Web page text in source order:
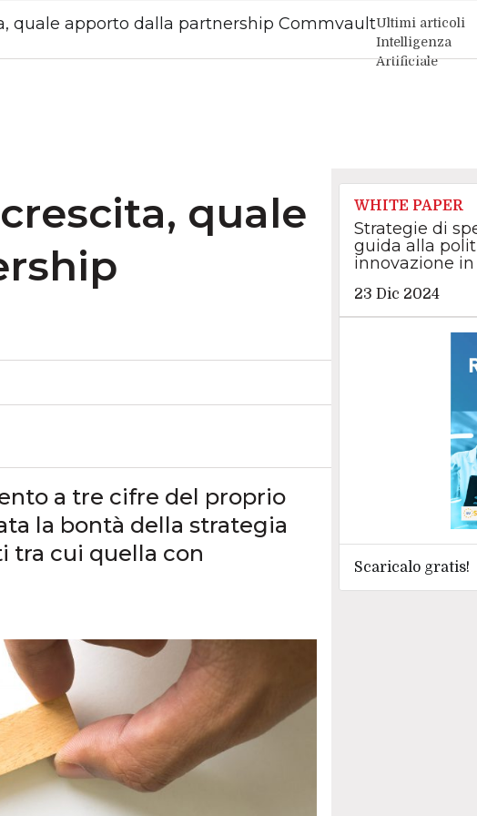
quale apporto dalla partnership CommvaultUltimi articoli
Intelligenza
Artificiale
quale
a tre cifre del proprio
la bontà della strategia
tra cui quella con
WHITE PAPER
Strategie di
guida alla
innovazione
23 Dic 2024
Scaricalo gratis!